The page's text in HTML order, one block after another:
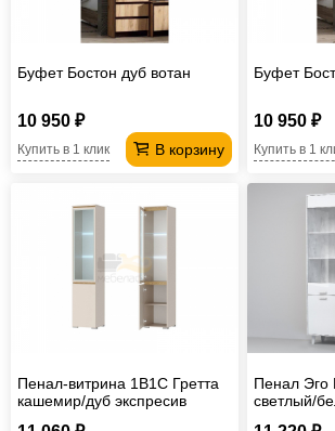
Буфет Бостон дуб вотан
10 950 ₽
В корзину
Купить в 1 клик
Буфет
10 950 ₽
Купить в 1
Пенал-витрина 1В1С Гретта
кашемир/дуб экспресив
Пенал Эго
светлый/